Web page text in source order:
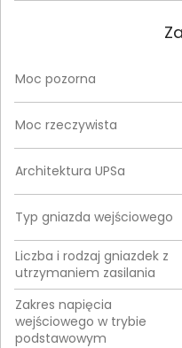
Moc pozorna
Moc rzeczywista
Architektura UPSa
Typ gniazda wejściowego
Liczba i rodzaj gniazdek z
utrzymaniem zasilania
Zakres napięcia
wejściowego w trybie
podstawowym